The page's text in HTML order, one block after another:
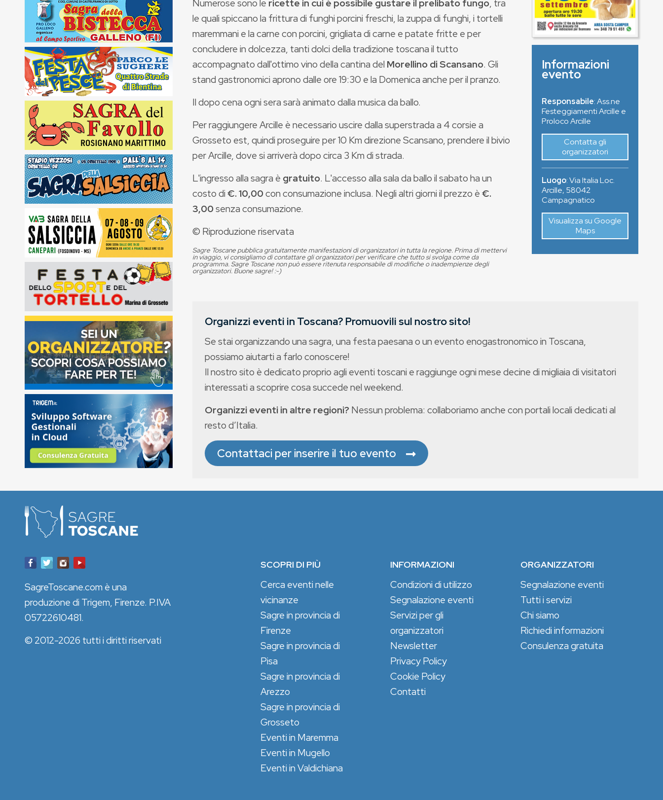
Numerose sono le ricette in cui è possibile gustare il prelibato fungo, tra
le quali spiccano la frittura di funghi porcini freschi, la zuppa di funghi, i tortelli
maremmani e la carne con porcini, grigliata di carne e patate fritte e per
concludere in dolcezza, tanti dolci della tradizione toscana il tutto
accompagnato dall'ottimo vino della cantina del Morellino di Scansano. Gli
stand gastronomici aprono dalle ore 19:30 e la Domenica anche per il pranzo.
Il dopo cena ogni sera sarà animato dalla musica da ballo.
Per raggiungere Arcille è necessario uscire dalla superstrada a 4 corsie a
Grosseto est, quindi proseguire per 10 Km direzione Scansano, prendere il bivio
per Arcille, dove si arriverà dopo circa 3 Km di strada.
L'ingresso alla sagra è gratuito. L'accesso alla sala da ballo il sabato ha un
costo di€. 10,00con consumazione inclusa. Negli altri giorni il prezzo è€.
3,00senza consumazione.
© Riproduzione riservata
Sagre Toscane pubblica gratuitamente manifestazioni di organizzatori in tutta la regione. Prima di mettervi
in viaggio, vi consigliamo di contattare gli organizzatori per verificare che tutto si svolga come da
programma. Sagre Toscane non può essere ritenuta responsabile di modifiche o inadempienze degli
organizzatori. Buone sagre! :-)
Informazioni
evento
Responsabile: Ass.ne
Festeggiamenti Arcille e
Proloco Arcille
Contatta gli
organizzatori
Luogo:Via Italia Loc.
Arcille, 58042
Campagnatico
Visualizza su Google
Maps
Organizzi eventi in Toscana? Promuovili sul nostro sito!
Se stai organizzando una sagra, una festa paesana o un evento enogastronomico in Toscana,
possiamo aiutarti a farlo conoscere!
Il nostro sito è dedicato proprio agli eventi toscani e raggiunge ogni mese decine di migliaia di visitatori
interessati a scoprire cosa succede nel weekend.
Organizzi eventi in altre regioni? Nessun problema: collaboriamo anche con portali locali dedicati al
resto d’Italia.
Contattaci per inserire il tuo evento
SCOPRI DI PIÙ
Cerca eventi nelle
vicinanze
Sagre in provincia di
Firenze
Sagre in provincia di
Pisa
Sagre in provincia di
Arezzo
Sagre in provincia di
Grosseto
Eventi in Maremma
Eventi in Mugello
Eventi in Valdichiana
INFORMAZIONI
Condizioni di utilizzo
Segnalazione eventi
Servizi per gli
organizzatori
Newsletter
Privacy Policy
Cookie Policy
Contatti
ORGANIZZATORI
Segnalazione eventi
Tutti i servizi
Chi siamo
Richiedi informazioni
Consulenza gratuita
SagreToscane.com è una
produzione di Trigem, Firenze. P.IVA
05722610481.
© 2012-2026 tutti i diritti riservati